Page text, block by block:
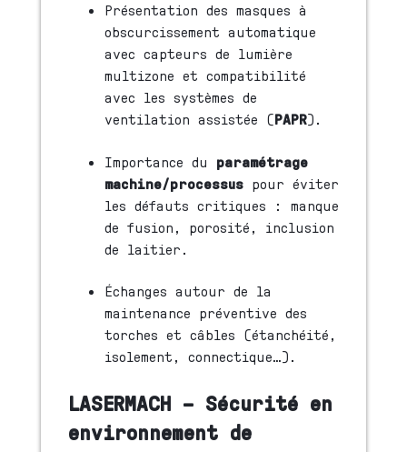
Présentation des masques à
obscurcissement automatique
avec capteurs de lumière
multizone et compatibilité
avec les systèmes de
ventilation assistée (PAPR).
Importance du paramétrage
machine/processuspour éviter
les défauts critiques : manque
de fusion, porosité, inclusion
de laitier.
Échanges autour de la
maintenance préventive des
torches et câbles (étanchéité,
isolement, connectique…).
LASERMACH – Sécurité en
environnement de